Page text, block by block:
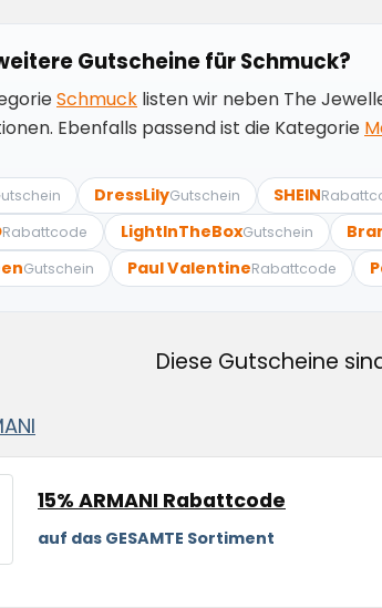
Gutscheine für Schmuck?
Schmuck listen wir neben The
Ebenfalls passend ist die Kategorie
DressLilyGutschein SHEIN
Rabattcode LightInTheBoxGutschein
Gutschein Paul ValentineRabattcode
Diese Gutscheine
15% ARMANI Rabattcode
auf das GESAMTE Sortiment